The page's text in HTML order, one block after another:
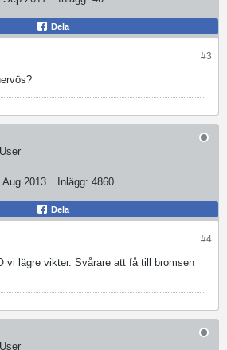
Dela
#3
Aug 2013 Inlägg: 4860
Dela
#4
vi lägre vikter. Svårare att få till bromsen